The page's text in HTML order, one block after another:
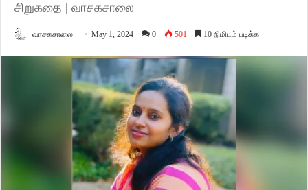
சிறுகதை | வாசகசாலை
வாசகசாலை May 1, 2024 0 501 10 நிமிடம் படிக்க